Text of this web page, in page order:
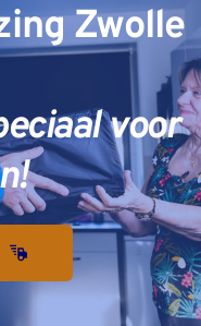
Zwolle
voor